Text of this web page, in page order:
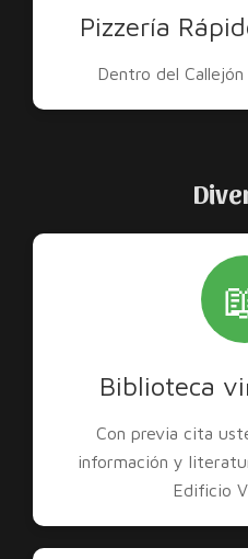
Pizzería
Dentro del
Biblioteca
Con previa cita
información y
Edificio